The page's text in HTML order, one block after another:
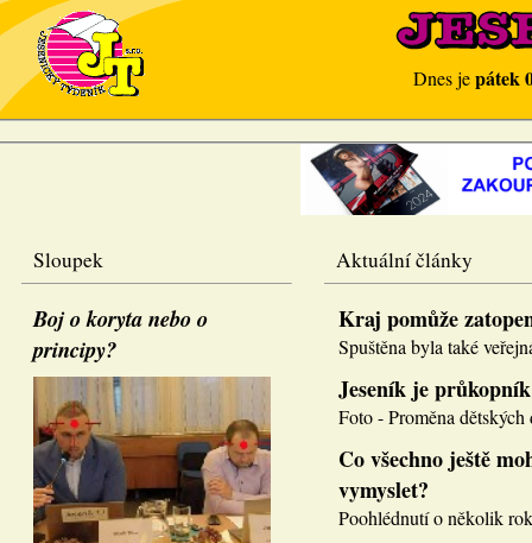
Dnes jepátek
Sloupek
Boj o koryta nebo o
principy?
Aktuální články
Kraj pomůže
Spuštěna byla také
Jeseník je průkopník
Foto - Proměna
Co všechno ještě
vymyslet?
Poohlédnutí o několik